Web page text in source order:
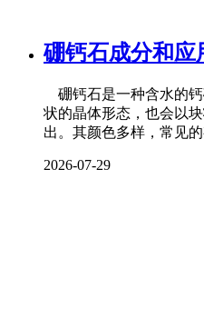
硼钙石成分和应
硼钙石是一种含水的
状的晶体形态，也会以
出。其颜色多样，常见
2026-07-29